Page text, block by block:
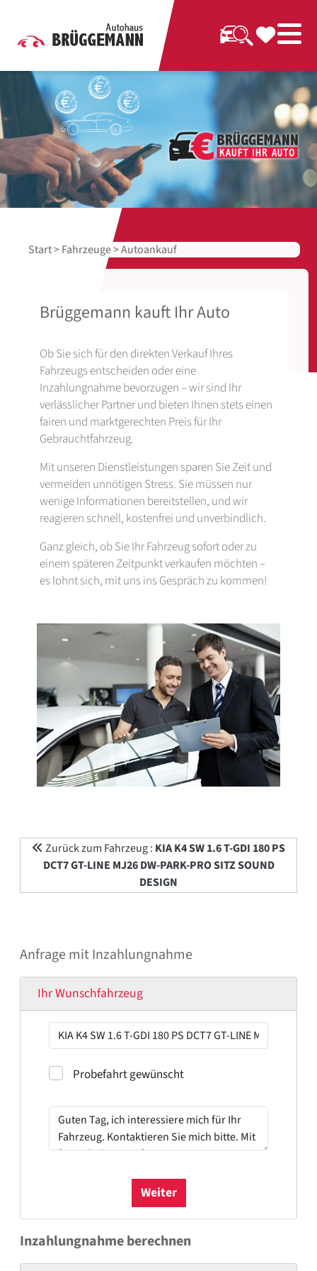
Start>Fahrzeuge> Autoankauf
Brüggemann kauft Ihr Auto
Ob Sie sich für den direkten Verkauf Ihres
Fahrzeugs entscheiden oder eine
Inzahlungnahme bevorzugen – wir sind Ihr
verlässlicher Partner und bieten Ihnen stets einen
fairen und marktgerechten Preis für Ihr
Gebrauchtfahrzeug.
Mit unseren Dienstleistungen sparen Sie Zeit und
vermeiden unnötigen Stress. Sie müssen nur
wenige Informationen bereitstellen, und wir
reagieren schnell, kostenfrei und unverbindlich.
Ganz gleich, ob Sie Ihr Fahrzeug sofort oder zu
einem späteren Zeitpunkt verkaufen möchten –
es lohnt sich, mit uns ins Gespräch zu kommen!
Zurück zum Fahrzeug : KIA K4 SW 1.6 T-GDI 180 PS
DCT7 GT-LINE MJ26 DW-PARK-PRO SITZ SOUND
DESIGN
Anfrage mit Inzahlungnahme
Ihr Wunschfahrzeug
ProbefahrtProbefahrt gewünscht
Weiter
Inzahlungnahme berechnen